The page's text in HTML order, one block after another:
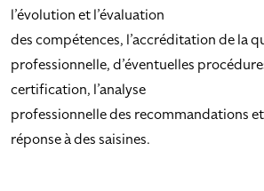
l’évolution et l’évaluation
des compétences, l’accréditation de la
professionnelle, d’éventuelles
certification, l’analyse
professionnelle des recommandations
réponse à des saisines.